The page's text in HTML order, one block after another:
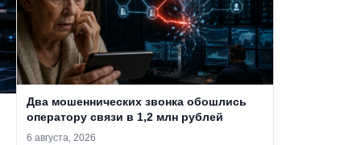
Два мошеннических звонка обошлись
оператору связи в 1,2 млн рублей
6 августа, 2026